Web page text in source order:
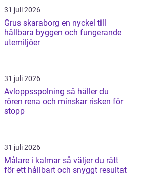
31 juli 2026
Grus skaraborg en nyckel till
hållbara byggen och fungerande
utemiljöer
31 juli 2026
Avloppsspolning så håller du
rören rena och minskar risken för
stopp
31 juli 2026
Målare i kalmar så väljer du rätt
för ett hållbart och snyggt resultat